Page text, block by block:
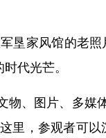
垦家风馆的老照
代光芒。
物、图片、多媒
里，参观者可